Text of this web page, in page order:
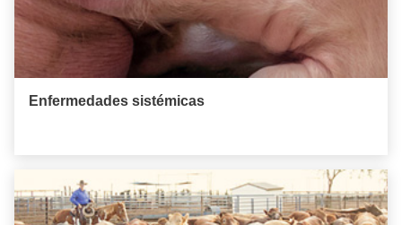
Enfermedades sistémicas